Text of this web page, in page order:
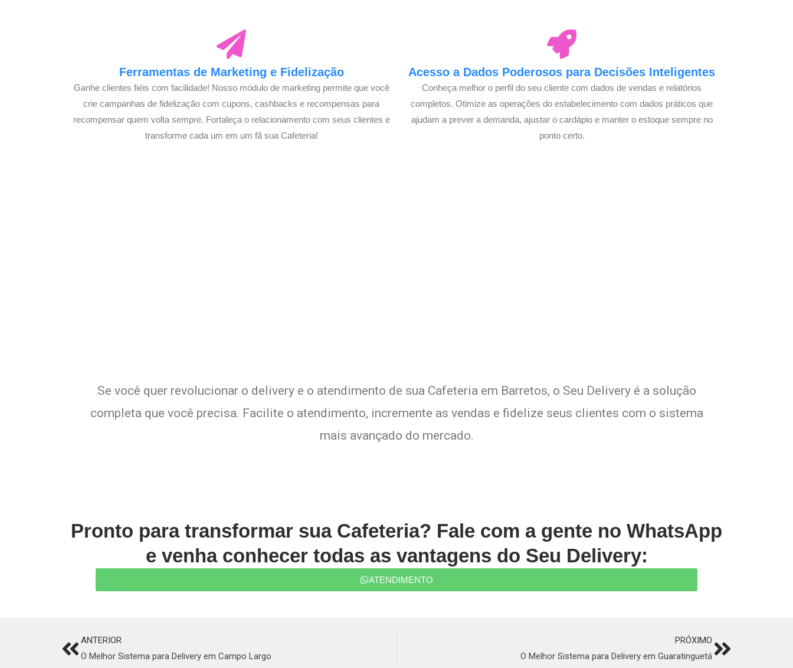
Ferramentas de Marketing e Fidelização
Ganhe clientes fiéis com facilidade! Nosso módulo de marketing permite que você
crie campanhas de fidelização com cupons, cashbacks e recompensas para
recompensar quem volta sempre. Fortaleça o relacionamento com seus clientes e
transforme cada um em um fã sua Cafeteria!
Acesso a Dados Poderosos para Decisões Inteligentes
Conheça melhor o perfil do seu cliente com dados de vendas e relatórios
completos. Otimize as operações do estabelecimento com dados práticos que
ajudam a prever a demanda, ajustar o cardápio e manter o estoque sempre no
ponto certo.
Se você quer revolucionar o delivery e o atendimento de sua Cafeteria em Barretos, o Seu Delivery é a solução
completa que você precisa. Facilite o atendimento, incremente as vendas e fidelize seus clientes com o sistema
mais avançado do mercado.
Pronto para transformar sua Cafeteria? Fale com a gente no WhatsApp
e venha conhecer todas as vantagens do Seu Delivery:
ATENDIMENTO
PrevANTERIOR
O Melhor Sistema para Delivery em Campo Largo
PRÓXIMO
O Melhor Sistema para Delivery em Guaratinguetá Next